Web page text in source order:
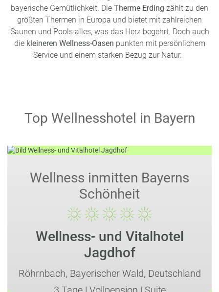
Teufelshöhle:Diese Tropfsteinhöhle im
Fichtelgebirge ist ein Highlight für Familien und
Abenteurer. Die unterirdischen Formationen sind
wirklich beeindruckend.
bayerische Gemütlichkeit. Die Therme Erding zählt zu den
größten Thermen in Europa und bietet mit zahlreichen
Saunen und Pools alles, was das Herz begehrt. Doch auch
die kleineren Wellness-Oasen punkten mit persönlichem
Service und einem starken Bezug zur Natur.
Top Wellnesshotel in Bayern
Wellness inmitten Bayerns
Schönheit
Wellness- und Vitalhotel
Jagdhof
Röhrnbach, Bayerischer Wald, Deutschland